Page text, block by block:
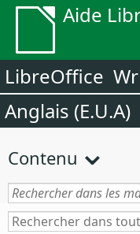
Aide
LibreOffice
Anglais (E.U.A)
Contenu